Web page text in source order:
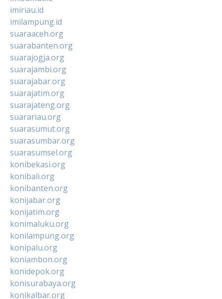
imiriau.id
imilampung.id
suaraaceh.org
suarabanten.org
suarajogja.org
suarajambi.org
suarajabar.org
suarajatim.org
suarajateng.org
suarariau.org
suarasumut.org
suarasumbar.org
suarasumsel.org
konibekasi.org
konibali.org
konibanten.org
konijabar.org
konijatim.org
konimaluku.org
konilampung.org
konipalu.org
koniambon.org
konidepok.org
konisurabaya.org
konikalbar.org